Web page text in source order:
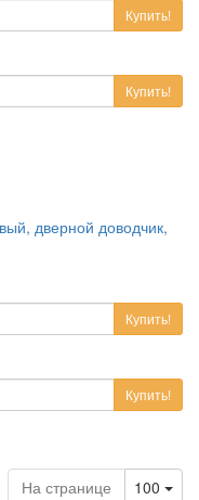
Купить!
Купить!
дверной доводчик,
Купить!
Купить!
На странице 100